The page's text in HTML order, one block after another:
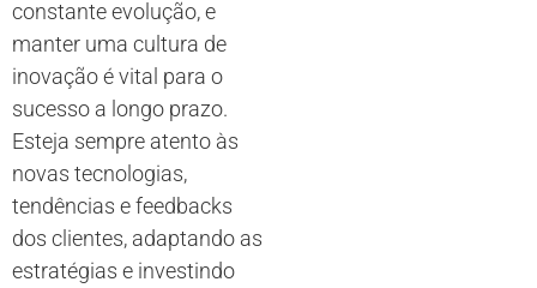
constante evolução, e
manter uma cultura de
inovação é vital para o
sucesso a longo prazo.
Esteja sempre atento às
novas tecnologias,
tendências e feedbacks
dos clientes, adaptando as
estratégias e investindo